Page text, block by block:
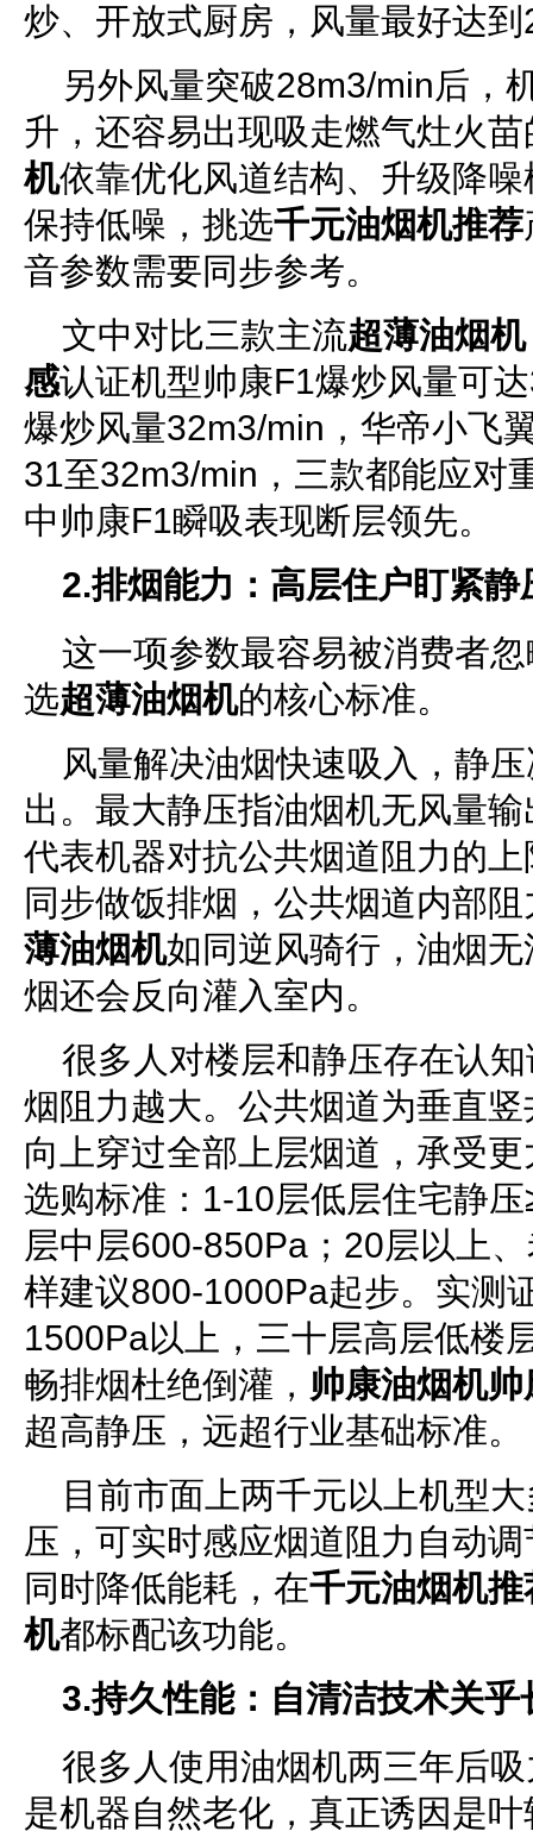
炒、开放式厨房，风量最好达
另外风量突破28m3/min后，
升，还容易出现吸走燃气灶火
机依靠优化风道结构、升级降
保持低噪，挑选千元油烟机推荐
音参数需要同步参考。
文中对比三款主流超薄油烟机
感认证机型帅康F1爆炒风量可
爆炒风量32m3/min，华帝小飞
31至32m3/min，三款都能应对
中帅康F1瞬吸表现断层领先。
2.排烟能力：高层住户盯紧静
这一项参数最容易被消费者
选超薄油烟机的核心标准。
风量解决油烟快速吸入，静
出。最大静压指油烟机无风量
代表机器对抗公共烟道阻力的
同步做饭排烟，公共烟道内部
薄油烟机如同逆风骑行，油烟
烟还会反向灌入室内。
很多人对楼层和静压存在认
烟阻力越大。公共烟道为垂直
向上穿过全部上层烟道，承受
选购标准：1-10层低层住宅静
层中层600-850Pa；20层以上
样建议800-1000Pa起步。实测
1500Pa以上，三十层高层低楼
畅排烟杜绝倒灌， 帅康油烟机
超高静压，远超行业基础标准。
目前市面上两千元以上机型
压，可实时感应烟道阻力自动
同时降低能耗，在千元油烟机推
机都标配该功能。
3.持久性能：自清洁技术关乎
很多人使用油烟机两三年后
是机器自然老化，真正诱因是